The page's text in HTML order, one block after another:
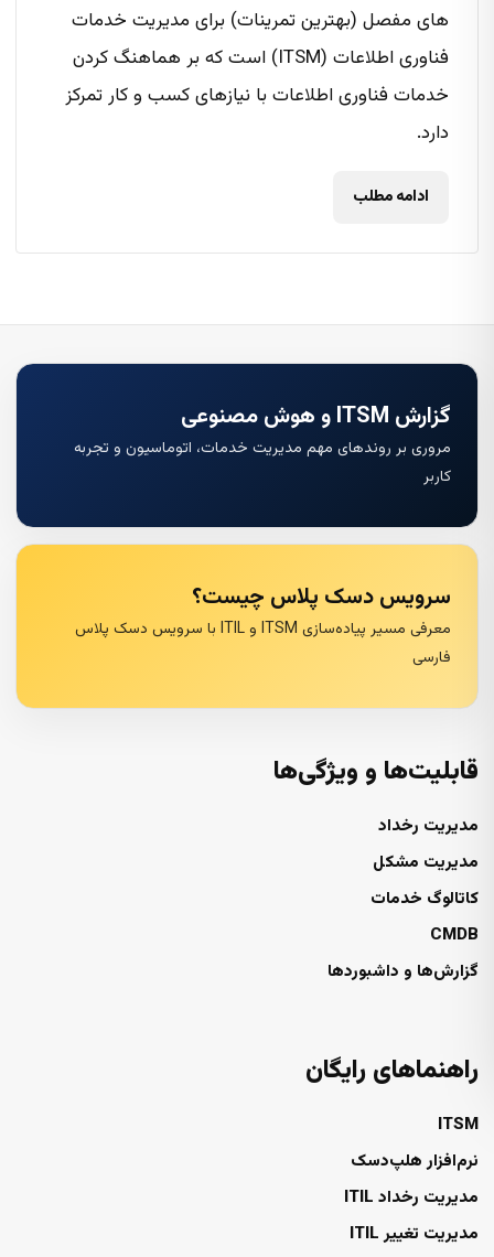
های مفصل (بهترین تمرینات) برای مدیریت خدمات
فناوری اطلاعات (ITSM) است که بر هماهنگ کردن
خدمات فناوری اطلاعات با نیازهای کسب و کار تمرکز
دارد.
ادامه مطلب
گزارش ITSM و هوش مصنوعی
مروری بر روندهای مهم مدیریت خدمات، اتوماسیون و تجربه
کاربر
سرویس دسک پلاس چیست؟
معرفی مسیر پیاده‌سازی ITSM و ITIL با سرویس دسک پلاس
فارسی
قابلیت‌ها و ویژگی‌ها
مدیریت رخداد
مدیریت مشکل
کاتالوگ خدمات
CMDB
گزارش‌ها و داشبوردها
راهنماهای رایگان
ITSM
نرم‌افزار هلپ‌دسک
مدیریت رخداد ITIL
مدیریت تغییر ITIL